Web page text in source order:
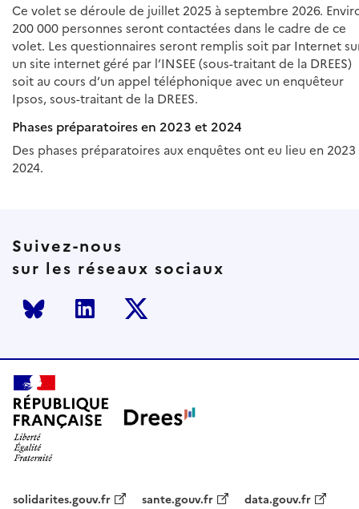
Ce volet se déroule de juillet 2025 à septembre 2026.
200 000 personnes seront contactées dans le cadre de ce
volet. Les questionnaires seront remplis soit par Internet
un site internet géré par l’INSEE (sous-traitant de la DREES)
soit au cours d’un appel téléphonique avec un enquêteur
Ipsos, sous-traitant de la DREES.
Phases préparatoires en 2023 et 2024
Des phases préparatoires aux enquêtes ont eu lieu en
2024.
Suivez-nous
sur les réseaux sociaux
Bluesky LinkedInTwitter
solidarites.gouv.fr sante.gouv.fr
data.gouv.fr